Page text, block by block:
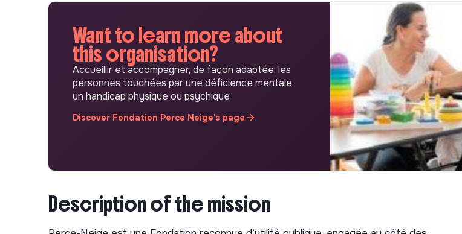
Want to learn more about
this organisation?
Accueillir et accompagner, de façon adaptée, les
personnes touchées par une déficience mentale,
un handicap physique ou psychique
Discover Fondation Perce Neige's page
Description of the mission